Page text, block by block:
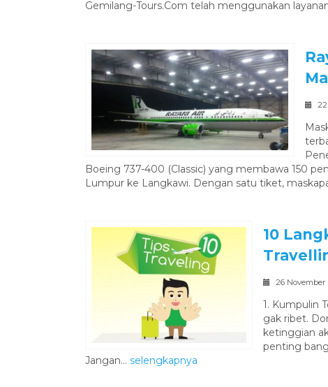
Gemilang-Tours.Com telah menggunakan
Boeing 737-400 (Classic) yang membawa 150
Lumpur ke Langkawi. Dengan satu tiket,
10
26 November
1. Kumpulin
gak ribet.
ketinggian
penting
Jangan... selengkapnya